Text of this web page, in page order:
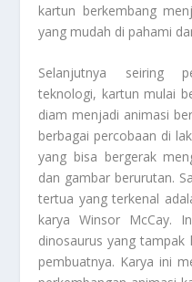
kartun berkembang
yang mudah di pahami
Selanjutnya seiring
teknologi, kartun mulai
diam menjadi animasi
berbagai percobaan di
yang bisa bergerak
dan gambar berurutan.
tertua yang terkenal
karya Winsor McCay.
dinosaurus yang tampak
pembuatnya. Karya ini